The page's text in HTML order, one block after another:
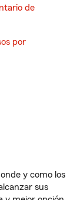
de
por
y como los
sus